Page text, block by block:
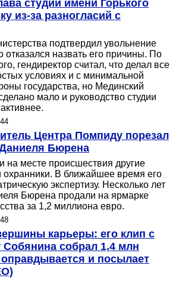
студии имени Горького
из-за разногласий с
подтвердил увольнение
отказался назвать его причины. По
гендиректор считал, что делал все
условиях и с минимальной
государства, но Мединский
мало и руководство студии
Центра Помпиду порезал
Бюрена
на месте происшествия другие
охранники. В ближайшее время его
экспертизу. Несколько лет
Бюрена продали на ярмарке
за 1,2 миллиона евро.
карьеры: его клип с
собрал 1,4 млн
и посылает